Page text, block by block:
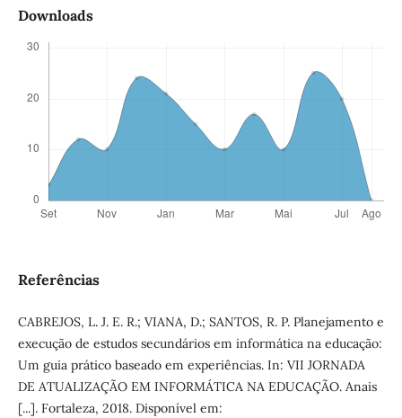
Downloads
Referências
CABREJOS, L. J. E. R.; VIANA, D.; SANTOS, R. P. Planejamento e
execução de estudos secundários em informática na educação:
Um guia prático baseado em experiências. In: VII JORNADA
DE ATUALIZAÇÃO EM INFORMÁTICA NA EDUCAÇÃO. Anais
[...]. Fortaleza, 2018. Disponível em: